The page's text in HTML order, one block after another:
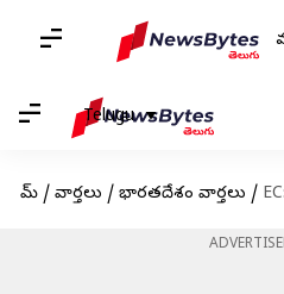
Telugu
హోమ్ / వార్తలు / భారతదేశం వార్తలు / EC: